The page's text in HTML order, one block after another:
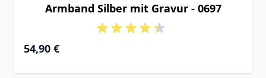
Armband Silber mit Gravur - 0697
Ab
54,90 €